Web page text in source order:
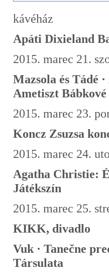
kávéház
Apáti Dixieland
2015. marec 21.
Mazsola és Tádé
Ametiszt
2015. marec 23.
Koncz Zsuzsa
2015. marec 24.
Agatha Christie:
Játékszín
2015. marec 25.
KIKK, divadlo
Vuk · Tanečne
Társulata